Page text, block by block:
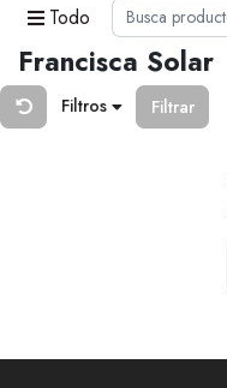
Todo
Francisca Solar
Filtros Filtrar